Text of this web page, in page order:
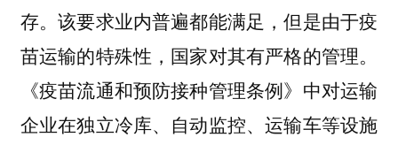
存。该要求业内普遍都能满足，但是由于疫
苗运输的特殊性，国家对其有严格的管理。
《疫苗流通和预防接种管理条例》中对运输
企业在独立冷库、自动监控、运输车等设施